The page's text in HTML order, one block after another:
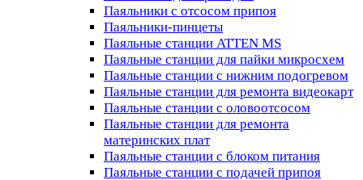
Паяльники с отсосом припоя
Паяльники-пинцеты
Паяльные станции ATTEN MS
Паяльные станции для пайки микросхем
Паяльные станции с нижним подогревом
Паяльные станции для ремонта видеокарт
Паяльные станции с оловоотсосом
Паяльные станции для ремонта
материнских плат
Паяльные станции с блоком питания
Паяльные станции с подачей припоя